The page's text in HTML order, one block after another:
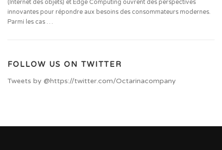
(Internet des objets) et Edge Computing ouvrent des perspectives
innovantes pour répondre aux besoins des consommateurs modernes.
Parmi les cas …
FOLLOW US ON TWITTER
Tweets by @https://twitter.com/Octarinacompany